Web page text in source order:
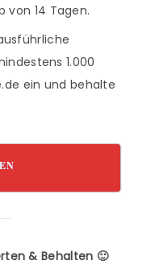
von 14 Tagen.
1.000
ein und behalte
& Behalten 🙂